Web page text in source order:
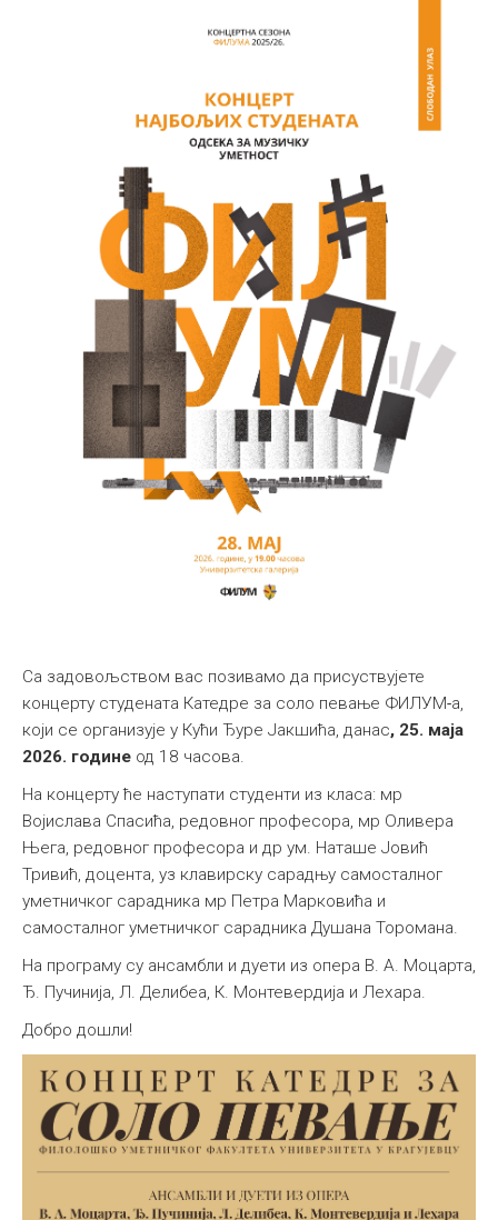
Са задовољством вас позивамо да присуствујете
концерту студената Катедре за соло певање ФИЛУМ-а,
који се организује у Кући Ђуре Јакшића, данас, 25. маја
2026. године од 18 часова.
На концерту ће наступати студенти из класа: мр
Војислава Спасића, редовног професора, мр Оливера
Њега, редовног професора и др ум. Наташе Јовић
Тривић, доцента, уз клавирску сарадњу самосталног
уметничког сарадника мр Петра Марковића и
самосталног уметничког сарадника Душана Торомана.
На програму су ансамбли и дуети из опера В. А. Моцарта,
Ђ. Пучинија, Л. Делибеа, К. Монтевердија и Лехара.
Добро дошли!